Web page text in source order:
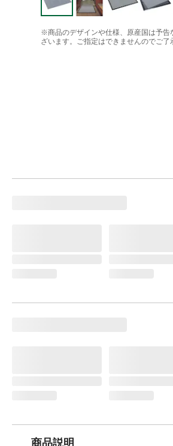
※商品のデザインや仕様、原産国は予告
ざいます。ご指定はできませんのでご了
商品説明